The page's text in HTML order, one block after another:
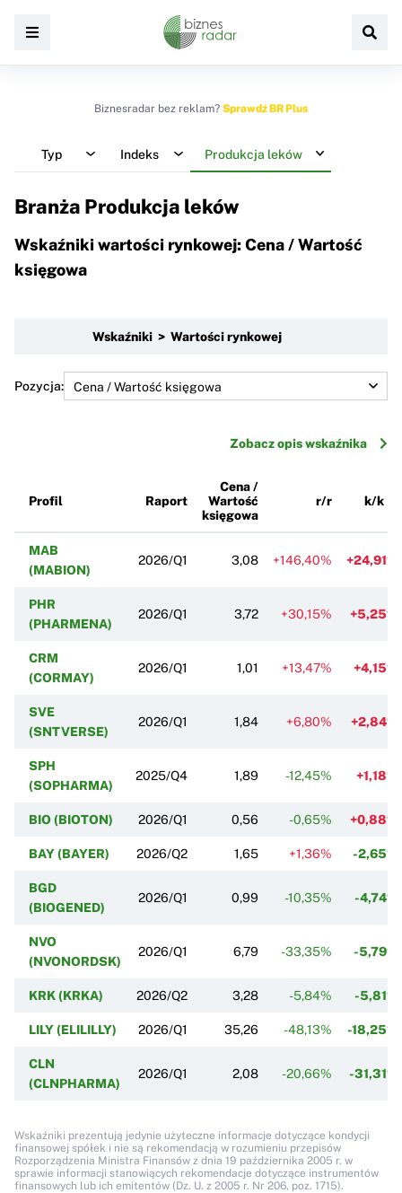
Biznesradar bez reklam? Sprawdź BR Plus
Typ Indeks Produkcja leków
Branża Produkcja leków
Wskaźniki wartości rynkowej: Cena / Wartość
księgowa
Wskaźniki > Wartości rynkowej
Pozycja:
Zobacz opis wskaźnika
Profil Raport
Cena /
Wartość
księgowa
r/r k/k
MAB
(MABION)
2026/Q1 3,08 +146,40% +24,91%
PHR
(PHARMENA)
2026/Q1 3,72 +30,15% +5,25%
CRM
(CORMAY)
2026/Q1 1,01 +13,47% +4,15%
SVE
(SNTVERSE)
2026/Q1 1,84 +6,80% +2,84%
SPH
(SOPHARMA)
2025/Q4 1,89 -12,45% +1,18%
BIO (BIOTON) 2026/Q1 0,56 -0,65% +0,88%
BAY (BAYER) 2026/Q2 1,65 +1,36% -2,65%
BGD
(BIOGENED)
2026/Q1 0,99 -10,35% -4,74%
NVO
(NVONORDSK)
2026/Q1 6,79 -33,35% -5,79%
KRK (KRKA) 2026/Q2 3,28 -5,84% -5,81%
LILY (ELILILLY) 2026/Q1 35,26 -48,13% -18,25%
CLN
(CLNPHARMA)
2026/Q1 2,08 -20,66% -31,31%
Wskaźniki prezentują jedynie użyteczne informacje dotyczące kondycji
finansowej spółek i nie są rekomendacją w rozumieniu przepisów
Rozporządzenia Ministra Finansów z dnia 19 października 2005 r. w
sprawie informacji stanowiących rekomendacje dotyczące instrumentów
finansowych lub ich emitentów (Dz. U. z 2005 r. Nr 206, poz. 1715).